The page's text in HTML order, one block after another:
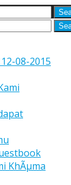
08-2015
KhÃµma